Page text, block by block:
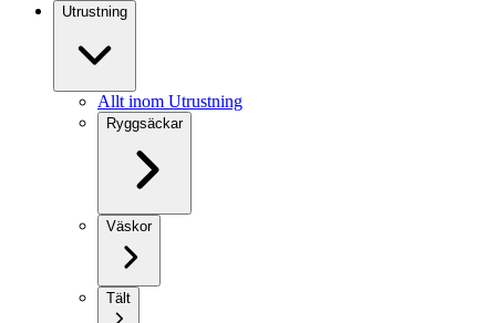
Utrustning
Allt inom Utrustning
Ryggsäckar
Väskor
Tält